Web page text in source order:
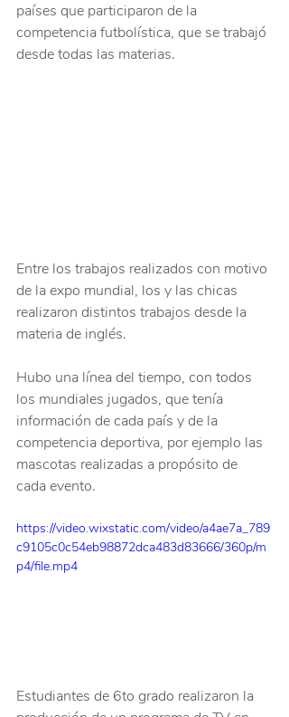
países que participaron de la
competencia futbolística, que se trabajó
desde todas las materias.
Entre los trabajos realizados con motivo
de la expo mundial, los y las chicas
realizaron distintos trabajos desde la
materia de inglés.
Hubo una línea del tiempo, con todos
los mundiales jugados, que tenía
información de cada país y de la
competencia deportiva, por ejemplo las
mascotas realizadas a propósito de
cada evento.
https://video.wixstatic.com/video/a4ae7a_789
c9105c0c54eb98872dca483d83666/360p/m
p4/file.mp4
Estudiantes de 6to grado realizaron la